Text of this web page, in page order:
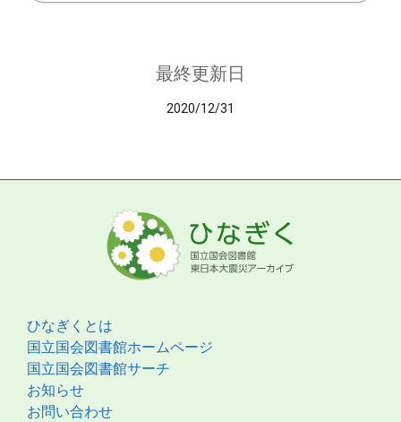
最終更新日
2020/12/31
ひなぎくとは
国立国会図書館ホームページ
国立国会図書館サーチ
お知らせ
お問い合わせ